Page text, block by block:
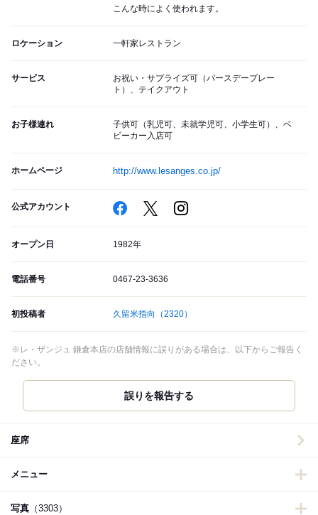
こんな時によく使われます。
ロケーション 一軒家レストラン
サービス
お祝い・サプライズ可（バースデープレー
ト）、テイクアウト
お子様連れ
子供可（乳児可、未就学児可、小学生可）、ベ
ビーカー入店可
ホームページ http://www.lesanges.co.jp/
公式アカウント
オープン日 1982年
電話番号 0467-23-3636
初投稿者 久留米指向 （2320）
※レ・ザンジュ 鎌倉本店の店舗情報に誤りがある場合は、以下からご報告く
ださい。
誤りを報告する
座席
メニュー
写真 （3303）